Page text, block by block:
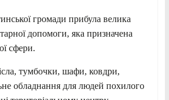
громади прибула велика
допомоги, яка призначена
сфери.
тумбочки, шафи, ковдри,
обладнання для людей похилого